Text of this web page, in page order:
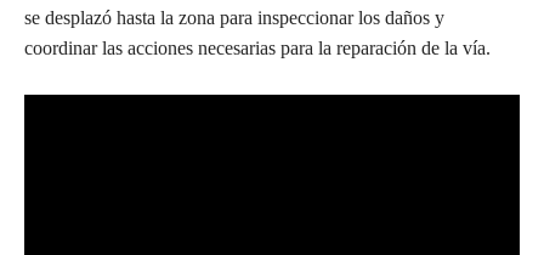
se desplazó hasta la zona para inspeccionar los daños y
coordinar las acciones necesarias para la reparación de la vía.